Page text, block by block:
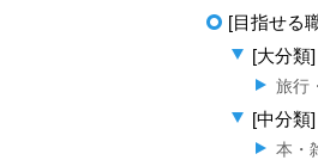
[目指せる
[大分類]
旅行
[中分類]
本・